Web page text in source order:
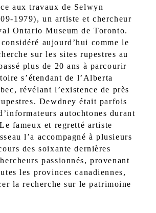
aux travaux de Selwyn
1979), un artiste et chercheur
Ontario Museum de Toronto.
aujourd’hui comme le
sur les sites rupestres au
plus de 20 ans à parcourir
s’étendant de l’Alberta
révélant l’existence de près
Dewdney était parfois
autochtones durant
fameux et regretté artiste
l’a accompagné à plusieurs
des soixante dernières
passionnés, provenant
les provinces canadiennes,
la recherche sur le patrimoine